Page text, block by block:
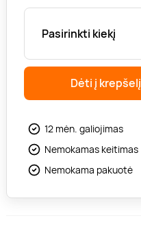
Pasirinkti kiekį
Dėti į krepšelį
12 mėn. galiojimas
Nemokamas keitimas
Nemokama pakuotė